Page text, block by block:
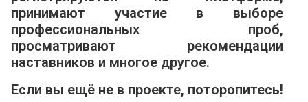
принимают участие в выборе
профессиональных проб,
просматривают рекомендации
наставников и многое другое.
Если вы ещё не в проекте, поторопитесь!